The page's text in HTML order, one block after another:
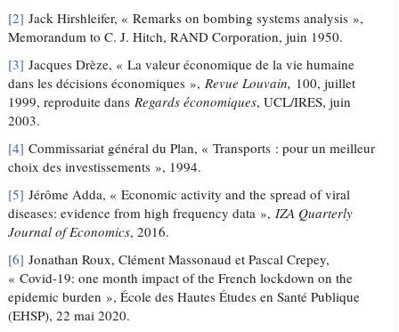
[2] Jack Hirshleifer, « Remarks on bombing systems analysis »,
Memorandum to C. J. Hitch, RAND Corporation, juin 1950.
[3] Jacques Drèze, « La valeur économique de la vie humaine
dans les décisions économiques », Revue Louvain, 100, juillet
1999, reproduite dans Regards économiques, UCL/IRES, juin
2003.
[4] Commissariat général du Plan, « Transports : pour un meilleur
choix des investissements », 1994.
[5] Jérôme Adda, « Economic activity and the spread of viral
diseases: evidence from high frequency data », IZA Quarterly
Journal of Economics, 2016.
[6] Jonathan Roux, Clément Massonaud et Pascal Crepey,
« Covid-19: one month impact of the French lockdown on the
epidemic burden », École des Hautes Études en Santé Publique
(EHSP), 22 mai 2020.